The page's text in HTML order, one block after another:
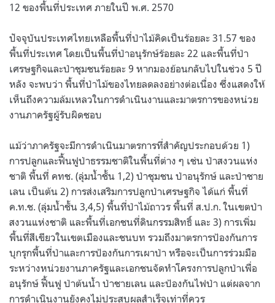
12 ของพื้นที่ประเทศ ภายในปี พ.ศ. 2570
ปัจจุบันประเทศไทยเหลือพื้นที่ป่าไม้คิดเป็นร้อยละ 31.57 ของ
พื้นที่ประเทศ โดยเป็นพื้นที่ป่าอนุรักษ์ร้อยละ 22 และพื้นที่ป่า
เศรษฐกิจและป่าชุมชนร้อยละ 9 หากมองย้อนกลับไปในช่วง 5 ปี
หลัง จะพบว่า พื้นที่ป่าไม้ของไทยลดลงอย่างต่อเนื่อง ซึ่งแสดงให้
เห็นถึงความล้มเหลวในการดำเนินงานและมาตรการของหน่วย
งานภาครัฐผู้รับผิดชอบ
แม้ว่าภาครัฐจะมีการดำเนินมาตรการที่สำคัญประกอบด้วย 1)
การปลูกและฟื้นฟูป่าธรรมชาติในพื้นที่ต่าง ๆ เช่น ป่าสงวนแห่ง
ชาติ พื้นที่ คทช. (ลุ่มน้ำชั้น 1,2) ป่าชุมชน ป่าอนุรักษ์ และป่าชาย
เลน เป็นต้น 2) การส่งเสริมการปลูกป่าเศรษฐกิจ ได้แก่ พื้นที่
ค.ท.ช. (ลุ่มน้ำชั้น 3,4,5) พื้นที่ป่าไม้ถาวร พื้นที่ ส.ป.ก. ในเขตป่า
สงวนแห่งชาติ และพื้นที่เอกชนที่ดินกรรมสิทธิ์ และ 3) การเพิ่ม
พื้นที่สีเขียวในเขตเมืองและชนบท รวมถึงมาตรการป้องกันการ
บุกรุกพื้นที่ป่าและการป้องกันการเผาป่า หรือจะเป็นการร่วมมือ
ระหว่างหน่วยงานภาครัฐและเอกชนจัดทำโครงการปลูกป่าเพื่อ
อนุรักษ์ ฟื้นฟู ป่าต้นน้ำ ป่าชายเลน และป้องกันไฟป่า แต่ผลจาก
การดำเนินงานยังคงไม่ประสบผลสำเร็จเท่าที่ควร